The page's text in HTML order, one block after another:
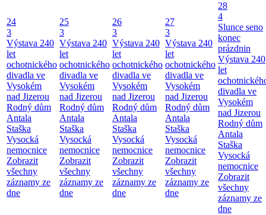
24
3
Výstava 240
let
ochotnického
divadla ve
Vysokém
nad Jizerou
Rodný dům
Antala
Staška
Vysocká
nemocnice
Zobrazit
všechny
záznamy ze
dne
25
3
Výstava 240
let
ochotnického
divadla ve
Vysokém
nad Jizerou
Rodný dům
Antala
Staška
Vysocká
nemocnice
Zobrazit
všechny
záznamy ze
dne
26
3
Výstava 240
let
ochotnického
divadla ve
Vysokém
nad Jizerou
Rodný dům
Antala
Staška
Vysocká
nemocnice
Zobrazit
všechny
záznamy ze
dne
27
3
Výstava 240
let
ochotnického
divadla ve
Vysokém
nad Jizerou
Rodný dům
Antala
Staška
Vysocká
nemocnice
Zobrazit
všechny
záznamy ze
dne
28
4
Slunce seno
konec
prázdnin
Výstava 240
let
divadla ve
Vysokém
nad Jizerou
Rodný dům
Antala
Staška
Vysocká
nemocnice
Zobrazit
všechny
záznamy ze
dne